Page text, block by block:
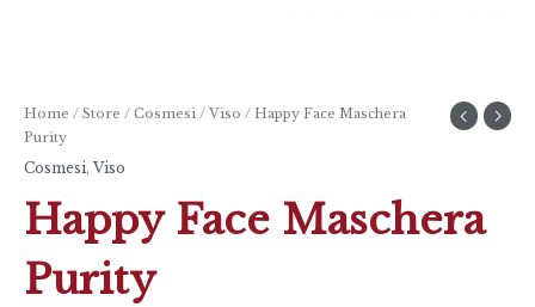
Home / Store / Cosmesi / Viso / Happy Face Maschera
Purity
Cosmesi, Viso
Happy Face Maschera
Purity